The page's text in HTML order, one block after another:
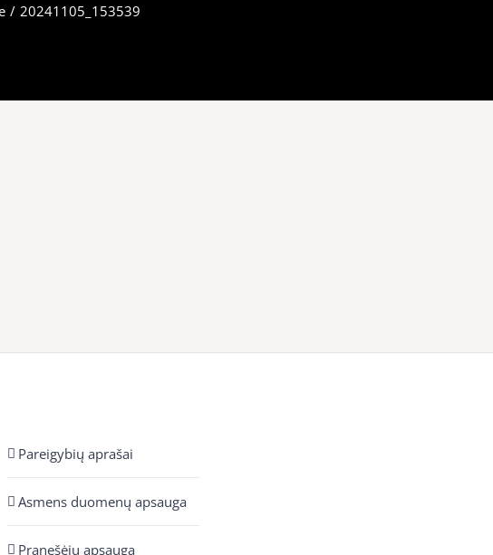
/ 20241105_153539
Pareigybių aprašai
Asmens duomenų apsauga
Pranešėjų apsauga